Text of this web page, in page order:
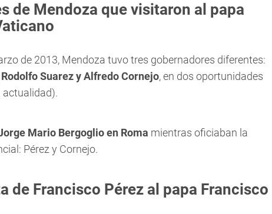
de Mendoza que visitaron al papa
de 2013, Mendoza tuvo tres gobernadores diferentes:
Suarez y Alfredo Cornejo, en dos oportunidades
actualidad).
Mario Bergoglio en Roma mientras oficiaban la
Pérez y Cornejo.
de Francisco Pérez al papa Francisco